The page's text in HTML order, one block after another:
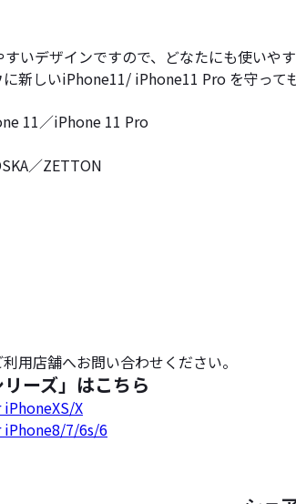
いデザインですので、どなたにも使いや
新しいiPhone11/ iPhone11 Pro を守って
11／iPhone 11 Pro
／ZETTON
用店舗へお問い合わせください。
ーズ」はこちら
X
iPhone8/7/6s/6